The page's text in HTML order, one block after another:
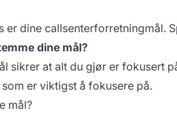
er dine callsenterforretningmål.
dine mål?
sikrer at alt du gjør er fokusert
er viktigst å fokusere på.
mål?